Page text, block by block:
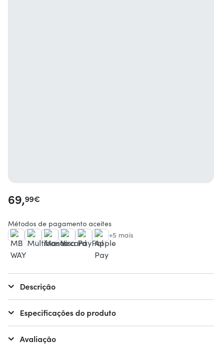
69,99€
Métodos de pagamento aceites
+5 mais
Descrição
Especificações do produto
Avaliação